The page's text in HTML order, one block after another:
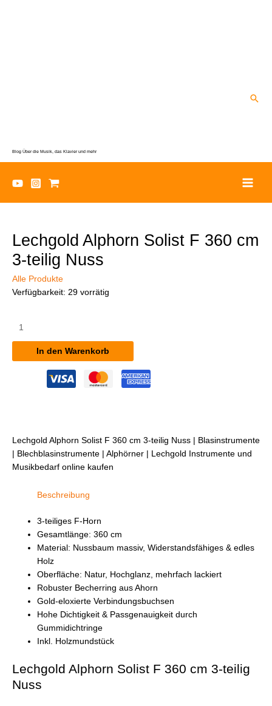
Blog Über die Musik, das Klavier und mehr
Lechgold Alphorn Solist F 360 cm
3-teilig Nuss
Alle Produkte
Verfügbarkeit: 29 vorrätig
Alphorn
F
Menge
In den Warenkorb
Lechgold Alphorn Solist F 360 cm 3-teilig Nuss | Blasinstrumente
| Blechblasinstrumente | Alphörner | Lechgold Instrumente und
Musikbedarf online kaufen
Beschreibung
3-teiliges F-Horn
Gesamtlänge: 360 cm
Material: Nussbaum massiv, Widerstandsfähiges & edles
Holz
Oberfläche: Natur, Hochglanz, mehrfach lackiert
Robuster Becherring aus Ahorn
Gold-eloxierte Verbindungsbuchsen
Hohe Dichtigkeit & Passgenauigkeit durch
Gummidichtringe
Inkl. Holzmundstück
Lechgold Alphorn Solist F 360 cm 3-teilig
Nuss